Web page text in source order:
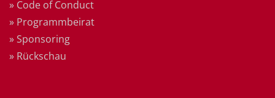
» Code of Conduct
» Programmbeirat
» Sponsoring
» Rückschau